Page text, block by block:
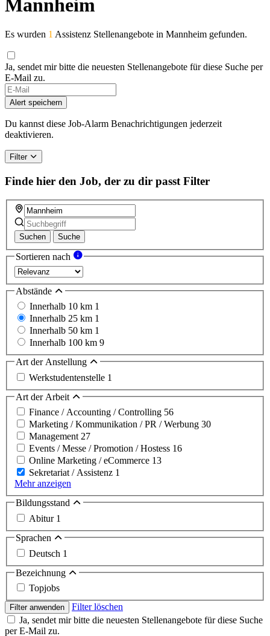
Mannheim
Es wurden 1 Assistenz Stellenangebote in Mannheim gefunden.
Ja, sendet mir bitte die neuesten Stellenangebote für diese Suche per
E-Mail zu.
Alert speichern
Du kannst diese Job-Alarm Benachrichtigungen jederzeit
deaktivieren.
Filter
Finde hier den Job, der zu dir passt Filter
Suchen Suche
Sortieren nach
Abstände
Innerhalb 10 km 1
Innerhalb 25 km 1
Innerhalb 50 km 1
Innerhalb 100 km 9
Art der Anstellung
Werkstudentenstelle 1
Art der Arbeit
Finance / Accounting / Controlling 56
Marketing / Kommunikation / PR / Werbung 30
Management27
Events / Messe / Promotion / Hostess 16
Online Marketing / eCommerce 13
Sekretariat / Assistenz 1
Mehr anzeigen
Bildungsstand
Abitur 1
Sprachen
Deutsch 1
Bezeichnung
Topjobs
Filter anwenden
Filter löschen
Ja, sendet mir bitte die neuesten Stellenangebote für diese Suche
per E-Mail zu.